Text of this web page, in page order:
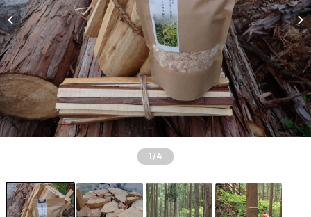
1/4